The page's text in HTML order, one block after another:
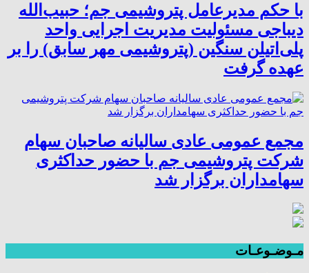
با حکم مدیرعامل پتروشیمی جم؛ حبیب‌الله
دیباجی مسئولیت مدیریت اجرایی واحد
پلی‌اتیلن سنگین (پتروشیمی مهر سابق) را بر
عهده گرفت
مجمع عمومی عادی سالیانه صاحبان سهام
شرکت پتروشیمی جم با حضور حداکثری
سهامداران برگزار شد
مـوضـوعـات